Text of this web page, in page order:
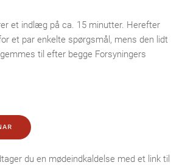
et indlæg på ca. 15 minutter. Herefter
et par enkelte spørgsmål, mens den lidt
til efter begge Forsyningers
du en mødeindkaldelse med et link til